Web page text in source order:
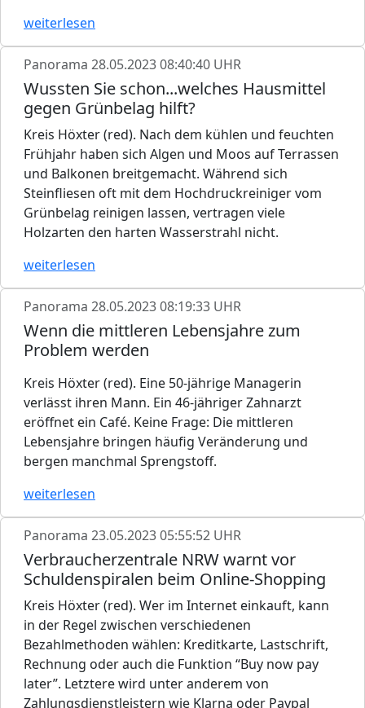
weiterlesen
Panorama 28.05.2023 08:40:40 UHR
Wussten Sie schon...welches Hausmittel
gegen Grünbelag hilft?
Kreis Höxter (red). Nach dem kühlen und feuchten
Frühjahr haben sich Algen und Moos auf Terrassen
und Balkonen breitgemacht. Während sich
Steinfliesen oft mit dem Hochdruckreiniger vom
Grünbelag reinigen lassen, vertragen viele
Holzarten den harten Wasserstrahl nicht.
weiterlesen
Panorama 28.05.2023 08:19:33 UHR
Wenn die mittleren Lebensjahre zum
Problem werden
Kreis Höxter (red). Eine 50-jährige Managerin
verlässt ihren Mann. Ein 46-jähriger Zahnarzt
eröffnet ein Café. Keine Frage: Die mittleren
Lebensjahre bringen häufig Veränderung und
bergen manchmal Sprengstoff.
weiterlesen
Panorama 23.05.2023 05:55:52 UHR
Verbraucherzentrale NRW warnt vor
Schuldenspiralen beim Online-Shopping
Kreis Höxter (red). Wer im Internet einkauft, kann
in der Regel zwischen verschiedenen
Bezahlmethoden wählen: Kreditkarte, Lastschrift,
Rechnung oder auch die Funktion “Buy now pay
later”. Letztere wird unter anderem von
Zahlungsdienstleistern wie Klarna oder Paypal